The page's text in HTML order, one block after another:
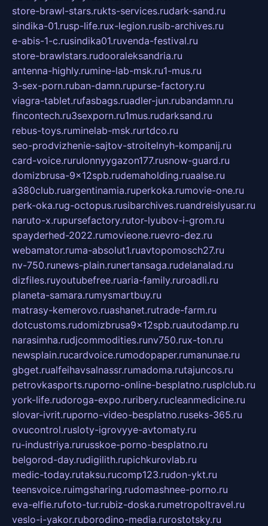
store-brawl-stars.rukts-services.rudark-sand.ru
sindika-01.rusp-life.rux-legion.rusib-archives.ru
e-abis-1-c.rusindika01.ruvenda-festival.ru
store-brawlstars.rudooraleksandria.ru
antenna-highly.rumine-lab-msk.ru1-mus.ru
3-sex-porn.ruban-damn.rupurse-factory.ru
viagra-tablet.rufasbags.ruadler-jun.rubandamn.ru
fincontech.ru3sexporn.ru1mus.rudarksand.ru
rebus-toys.ruminelab-msk.rurtdco.ru
seo-prodvizhenie-sajtov-stroitelnyh-kompanij.ru
card-voice.rurulonnyygazon177.rusnow-guard.ru
domizbrusa-9x12spb.rudemaholding.ruaalse.ru
a380club.ruargentinamia.ruperkoka.rumovie-one.ru
perk-oka.rug-octopus.rusibarchives.ruandreislyusar.ru
naruto-x.rupursefactory.rutor-lyubov-i-grom.ru
spayderhed-2022.rumovieone.ruevro-dez.ru
webamator.ruma-absolut1.ruavtopomosch27.ru
nv-750.runews-plain.runertansaga.rudelanalad.ru
dizfiles.ruyoutubefree.ruaria-family.ruroadli.ru
planeta-samara.rumysmartbuy.ru
matrasy-kemerovo.ruashanet.rutrade-farm.ru
dotcustoms.rudomizbrusa9x12spb.ruautodamp.ru
narasimha.rudjcommodities.runv750.rux-ton.ru
newsplain.rucardvoice.rumodopaper.rumanunae.ru
gbget.rualfeihavsalnassr.rumadoma.rutajuncos.ru
petrovkasports.ruporno-online-besplatno.rusplclub.ru
york-life.rudoroga-expo.ruribery.rucleanmedicine.ru
slovar-ivrit.ruporno-video-besplatno.ruseks-365.ru
ovucontrol.rusloty-igrovyye-avtomaty.ru
ru-industriya.rurusskoe-porno-besplatno.ru
belgorod-day.rudigilith.rupichkurovlab.ru
medic-today.rutaksu.rucomp123.rudon-ykt.ru
teensvoice.ruimgsharing.rudomashnee-porno.ru
eva-elfie.rufoto-tur.rubiz-doska.rumetropoltravel.ru
veslo-i-yakor.ruborodino-media.rurostotsky.ru